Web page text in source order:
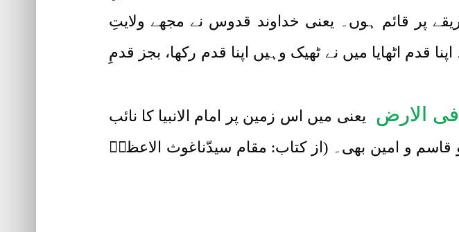
پر قائم ہوں۔ یعنی خداوند قدوس نے مجھے ولایتِ
اٹھایا میں نے ٹھیک وہیں اپنا قدم رکھا، بجز قدمِ
فی الارض
یعنی میں اس زمین پر امام الانبیا کا نائب
و امین بھی۔ (از کتاب: مقام سیدّناغوث الاعظمؓ